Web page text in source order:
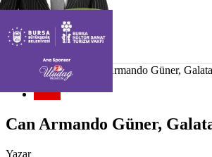
Ana Sayfa Genel
Can Armando Güner,
Genel
Can Armando Güner,
Yazar